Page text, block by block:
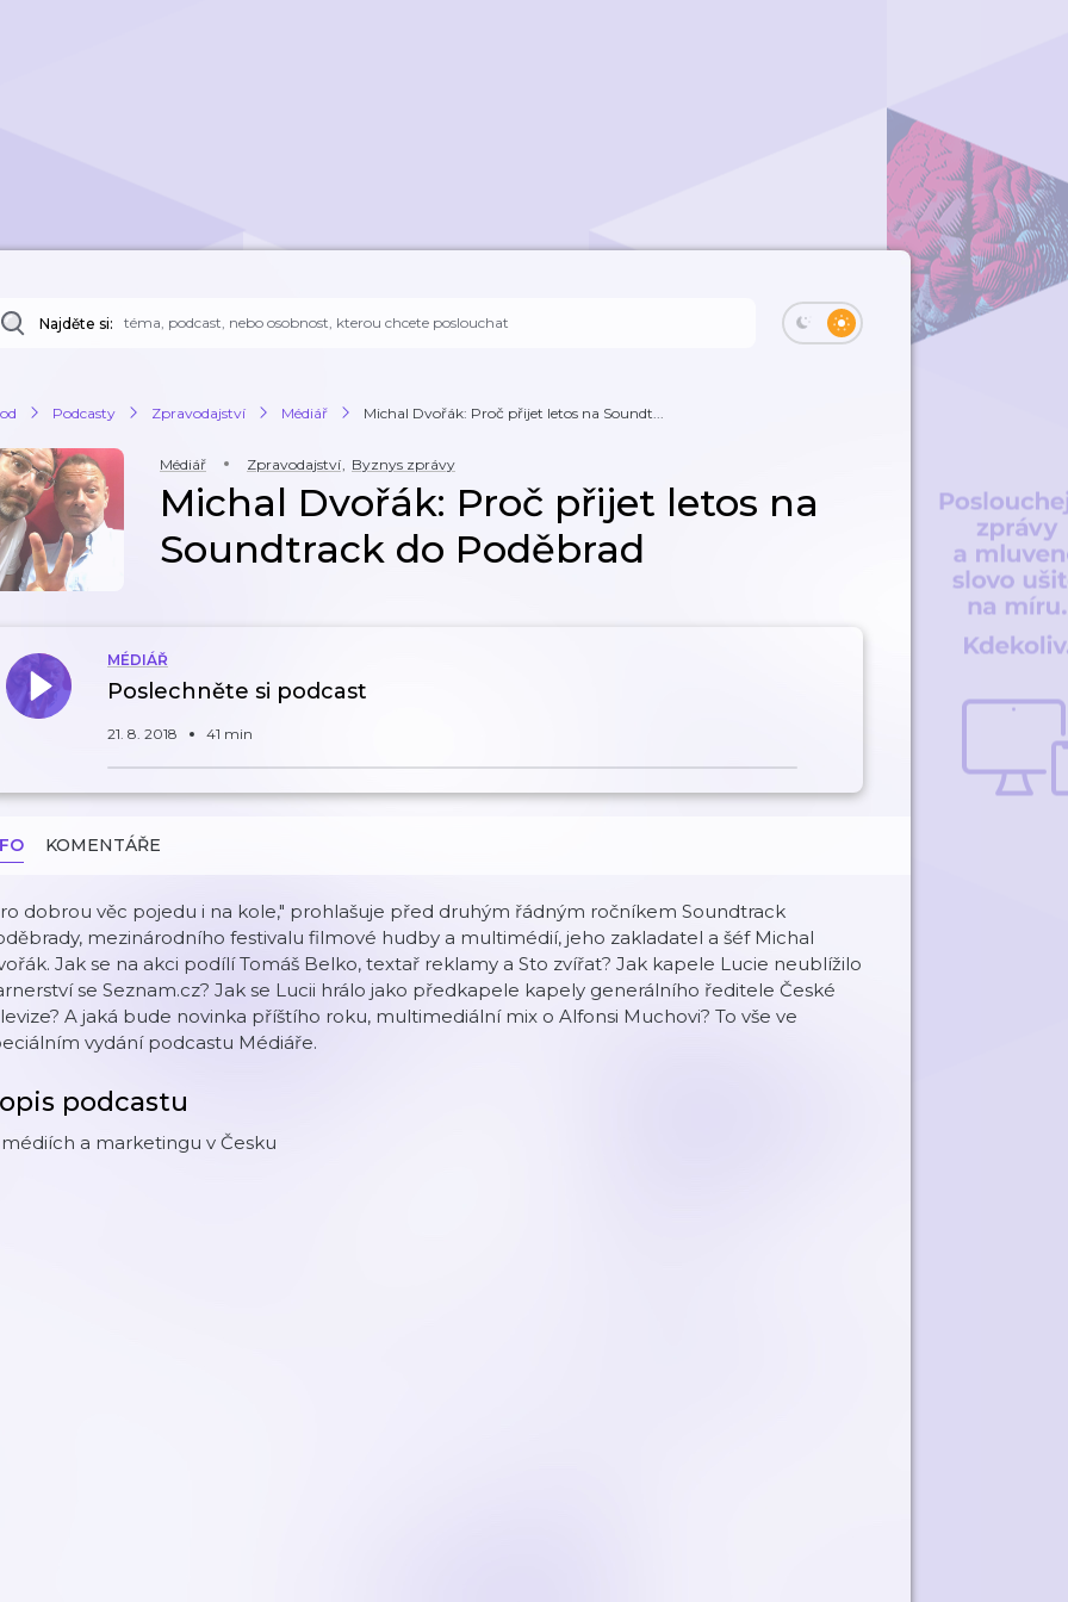
Najděte si:
Podcasty Zpravodajství Médiář Michal Dvořák: Proč přijet letos na Soundt...
Médiář Zpravodajství, Byznys zprávy
Michal Dvořák: Proč přijet letos na
Soundtrack do Poděbrad
MÉDIÁŘ
Poslechněte si podcast
21. 8. 2018 41 min
KOMENTÁŘE
dobrou věc pojedu i na kole," prohlašuje před druhým řádným ročníkem Soundtrack
mezinárodního festivalu filmové hudby a multimédií, jeho zakladatel a šéf Michal
Jak se na akci podílí Tomáš Belko, textař reklamy a Sto zvířat? Jak kapele Lucie neublížilo
se Seznam.cz? Jak se Lucii hrálo jako předkapele kapely generálního ředitele České
A jaká bude novinka příštího roku, multimediální mix o Alfonsi Muchovi? To vše ve
vydání podcastu Médiáře.
podcastu
a marketingu v Česku